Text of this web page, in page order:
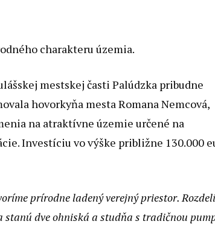
charakteru územia.
mestskej časti Palúdzka pribudne
hovorkyňa mesta Romana Nemcová,
na atraktívne územie určené na
Investíciu vo výške približne 130.000
prírodne ladený verejný priestor.
dve ohniská a studňa s tradičnou